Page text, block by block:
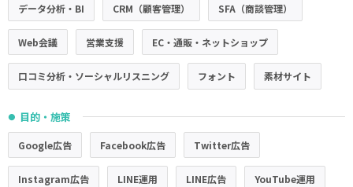
データ分析・BI CRM（顧客管理） SFA（商談管理）
Web会議 営業支援 EC・通販・ネットショップ
口コミ分析・ソーシャルリスニング フォント 素材サイト
● 目的・施策
Google広告 Facebook広告 Twitter広告
Instagram広告 LINE運用 LINE広告 YouTube運用